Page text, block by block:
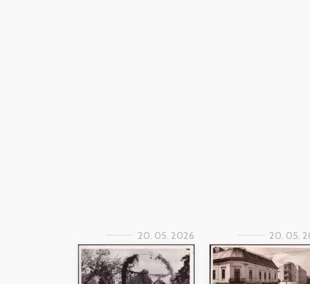
20. 05. 2026 20. 05.